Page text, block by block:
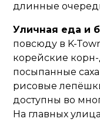
длинные
Уличная еда и
повсюду в K-
корейские
посыпанные
рисовые
доступны во
На главных